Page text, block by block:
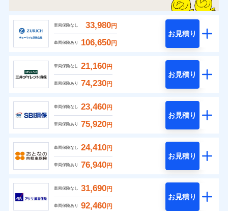
車両保険なし 33,980円
車両保険あり 106,650円
お見積り
車両保険なし 21,160円
車両保険あり 74,230円
お見積り
車両保険なし 23,460円
車両保険あり 75,920円
お見積り
車両保険なし 24,410円
車両保険あり 76,940円
お見積り
車両保険なし 31,690円
車両保険あり 92,460円
お見積り